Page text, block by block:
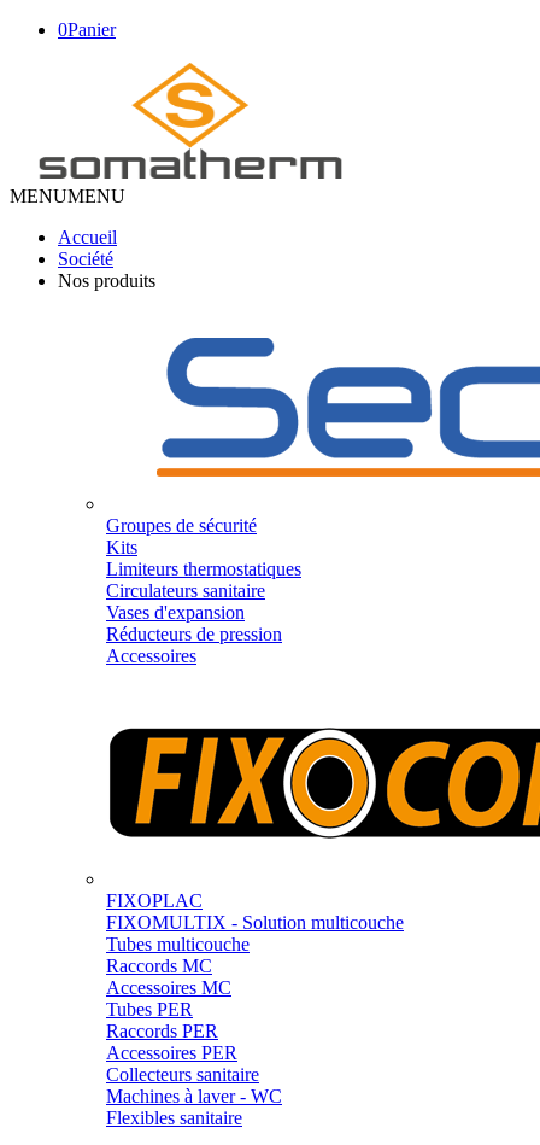
0Panier
MENUMENU
Accueil
Société
Nos produits
Groupes de sécurité
Kits
Limiteurs thermostatiques
Circulateurs sanitaire
Vases d'expansion
Réducteurs de pression
Accessoires
FIXOPLAC
FIXOMULTIX - Solution multicouche
Tubes multicouche
Raccords MC
Accessoires MC
Tubes PER
Raccords PER
Accessoires PER
Collecteurs sanitaire
Machines à laver - WC
Flexibles sanitaire